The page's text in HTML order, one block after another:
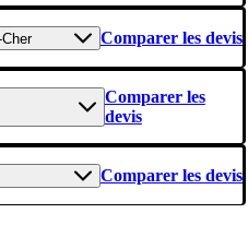
Comparer les devis
Comparer les
devis
Comparer les devis